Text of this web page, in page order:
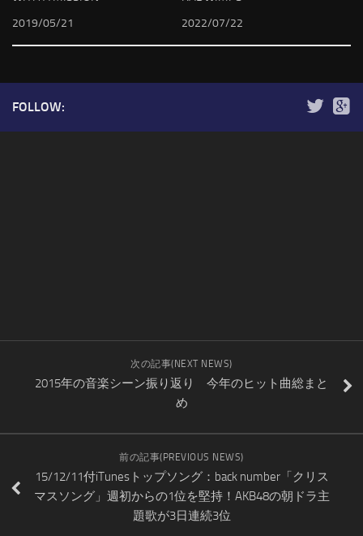
2019/05/21 2022/07/22
FOLLOW:
次の記事(NEXT NEWS)
2015年の音楽シーン振り返り 今年のヒット曲総まと
め
前の記事(PREVIOUS NEWS)
15/12/11付iTunesトップソング：back number「クリス
マスソング」週初からの1位を堅持！AKB48の朝ドラ主
題歌が3日連続3位